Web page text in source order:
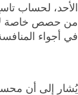
الأحد، لحساب
من حصص خاصة
في أجواء